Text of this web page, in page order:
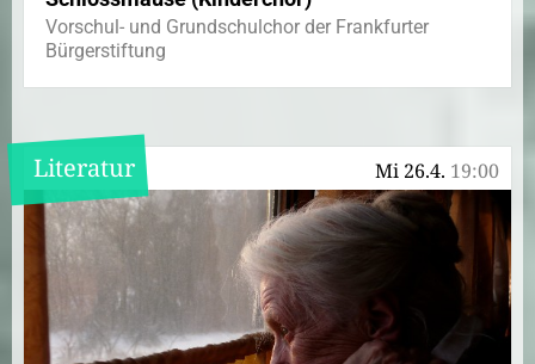
Vorschul- und Grundschulchor der Frankfurter
Bürgerstiftung
Mi 26.4. 19:00
Literatur